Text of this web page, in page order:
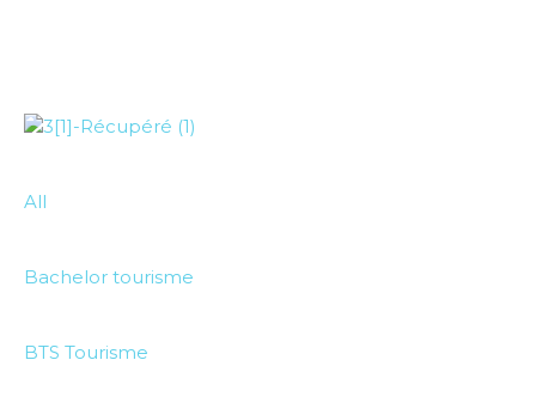
All
Bachelor tourisme
BTS Tourisme